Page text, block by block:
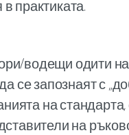
практиката.
водещи одити на
се запознаят с
на
на